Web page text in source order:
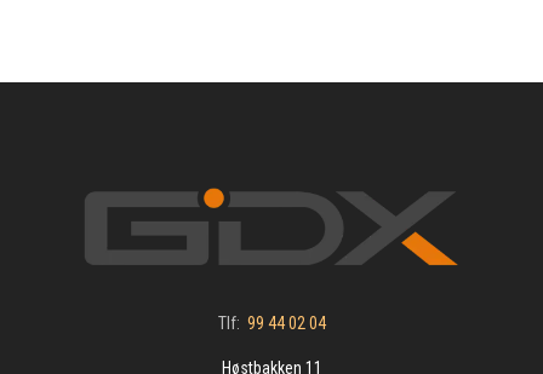
Tlf: 99 44 02 04
Høstbakken 11